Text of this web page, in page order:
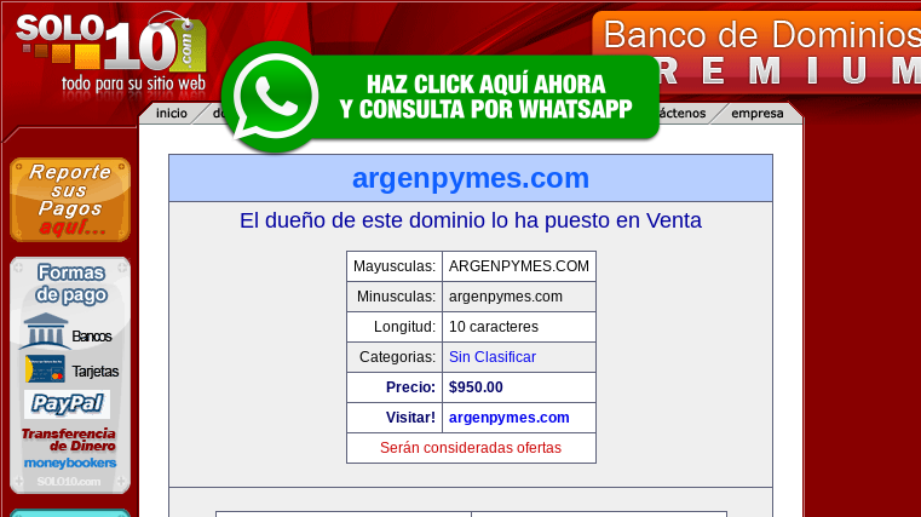
argenpymes.com
El dueño de este dominio lo ha puesto en Venta
Mayusculas:
ARGENPYMES.COM
Minusculas:
argenpymes.com
Longitud:
10 caracteres
Categorias:
Sin Clasificar
Precio:
$950.00
Visitar!
argenpymes.com
Serán consideradas ofertas